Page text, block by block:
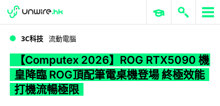
WWDC 2026 ERP 與商業 AI
3C科技 流動電腦
【Computex 2026】ROG RTX5090 機
皇降臨 ROG頂配筆電桌機登場 終極效能
打機流暢極限